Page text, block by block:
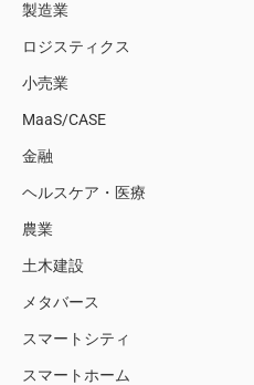
製造業
ロジスティクス
小売業
MaaS/CASE
金融
ヘルスケア・医療
農業
土木建設
メタバース
スマートシティ
スマートホーム